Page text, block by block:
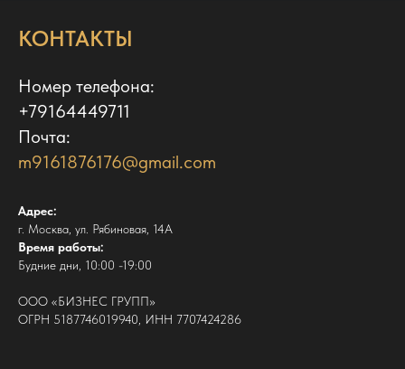
КОНТАКТЫ
Номер телефона:
+79164449711
Почта:
m9161876176@gmail.com
Адрес:
г. Москва, ул. Рябиновая, 14А
Время работы:
Будние дни, 10:00 -19:00
ООО «БИЗНЕС ГРУПП»
ОГРН 5187746019940, ИНН 7707424286